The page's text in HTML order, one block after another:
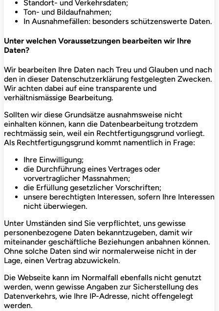
Standort- und Verkehrsdaten;
Ton- und Bildaufnahmen;
In Ausnahmefällen: besonders schützenswerte Daten.
Unter welchen Voraussetzungen bearbeiten wir Ihre
Daten?
Wir bearbeiten Ihre Daten nach Treu und Glauben und nach
den in dieser Datenschutzerklärung festgelegten Zwecken.
Wir achten dabei auf eine transparente und
verhältnismässige Bearbeitung.
Sollten wir diese Grundsätze ausnahmsweise nicht
einhalten können, kann die Datenbearbeitung trotzdem
rechtmässig sein, weil ein Rechtfertigungsgrund vorliegt.
Als Rechtfertigungsgrund kommt namentlich in Frage:
Ihre Einwilligung;
die Durchführung eines Vertrages oder
vorvertraglicher Massnahmen;
die Erfüllung gesetzlicher Vorschriften;
unsere berechtigten Interessen, sofern Ihre Interessen
nicht überwiegen.
Unter Umständen sind Sie verpflichtet, uns gewisse
personenbezogene Daten bekanntzugeben, damit wir
miteinander geschäftliche Beziehungen anbahnen können.
Ohne solche Daten sind wir normalerweise nicht in der
Lage, einen Vertrag abzuwickeln.
Die Webseite kann im Normalfall ebenfalls nicht genutzt
werden, wenn gewisse Angaben zur Sicherstellung des
Datenverkehrs, wie Ihre IP-Adresse, nicht offengelegt
werden.